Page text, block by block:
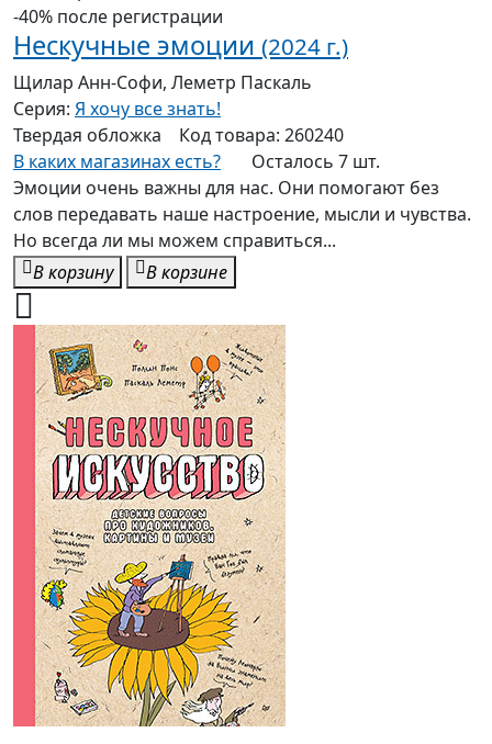
-40% после регистрации
Нескучные эмоции (2024 г.)
Щилар Анн-Софи, Леметр Паскаль
Серия: Я хочу все знать!
Твердая обложка Код товара: 260240
В каких магазинах есть?
Осталось 7 шт.
Эмоции очень важны для нас. Они помогают без
слов передавать наше настроение, мысли и чувства.
Но всегда ли мы можем справиться...
В корзину
В корзине